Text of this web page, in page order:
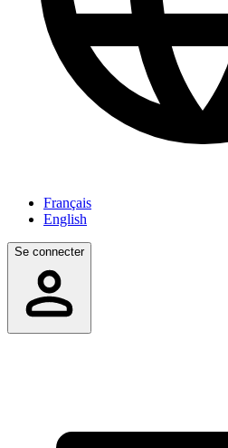
Français
English
Se connecter